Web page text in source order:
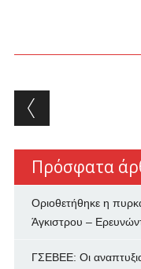
Post
Πρόσφατα
Οριοθετήθηκε η
Άγκιστρου –
ΓΣΕΒΕΕ: Οι